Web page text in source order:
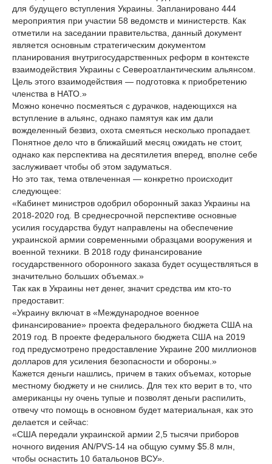
для будущего вступления Украины. Запланировано 444
мероприятия при участии 58 ведомств и министерств. Как
отметили на заседании правительства, данный документ
является основным стратегическим документом
планирования внутригосударственных реформ в контексте
взаимодействия Украины с Североатлантическим альянсом.
Цель этого взаимодействия — подготовка к приобретению
членства в НАТО.»
Можно конечно посмеяться с дурачков, надеющихся на
вступление в альянс, однако памятуя как им дали
вожделенный безвиз, охота смеяться несколько пропадает.
Понятное дело что в ближайший месяц ожидать не стоит,
однако как перспектива на десятилетия вперед, вполне себе
заслуживает чтобы об этом задуматься.
Но это так, тема отвлеченная — конкретно происходит
следующее:
«Кабинет министров одобрил оборонный заказ Украины на
2018-2020 год. В среднесрочной перспективе основные
усилия государства будут направлены на обеспечение
украинской армии современными образцами вооружения и
военной техники. В 2018 году финансирование
государственного оборонного заказа будет осуществляться в
значительно больших объемах.»
Так как в Украины нет денег, значит средства им кто-то
предоставит:
«Украину включат в «Международное военное
финансирование» проекта федерального бюджета США на
2019 год. В проекте федерального бюджета США на 2019
год предусмотрено предоставление Украине 200 миллионов
долларов для усиления безопасности и обороны.»
Кажется деньги нашлись, причем в таких объемах, которые
местному бюджету и не снились. Для тех кто верит в то, что
американцы ну очень тупые и позволят деньги распилить,
отвечу что помощь в основном будет материальная, как это
делается и сейчас:
«США передали украинской армии 2,5 тысячи приборов
ночного видения AN/PVS-14 на общую сумму $5.8 млн,
чтобы оснастить 10 батальонов ВСУ».